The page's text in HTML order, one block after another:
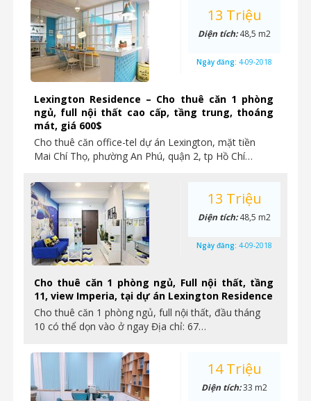
Lexington Residence – Cho thuê căn 1 phòng
ngủ, full nội thất cao cấp, tầng trung, thoáng
mát, giá 600$
Cho thuê căn office-tel dự án Lexington, mặt tiền
Mai Chí Thọ, phường An Phú, quận 2, tp Hồ Chí…
13 Triệu
Diện tích:48,5 m2
Ngày đăng: 4-09-2018
Cho thuê căn 1 phòng ngủ, Full nội thất, tầng
11, view Imperia, tại dự án Lexington Residence
Cho thuê căn 1 phòng ngủ, full nội thất, đầu tháng
10 có thể dọn vào ở ngay Địa chỉ: 67…
13 Triệu
Diện tích:48,5 m2
Ngày đăng: 4-09-2018
14 Triệu
Diện tích:33 m2